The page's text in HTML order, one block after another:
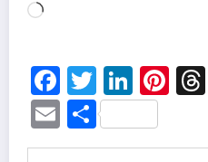
Yükleniyor...
Facebook
Twitter
EmailShare